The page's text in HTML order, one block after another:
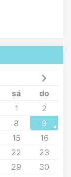
sá
do
1
2
8
9
15
16
22
23
29
30